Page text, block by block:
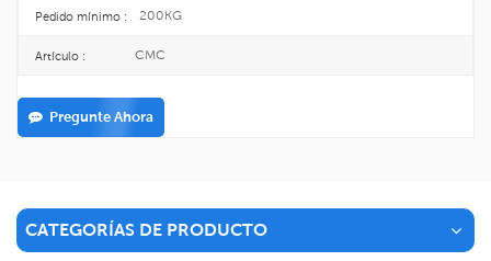
Pedido mínimo : 200KG
Artículo : CMC
Pregunte Ahora
CATEGORÍAS DE PRODUCTO